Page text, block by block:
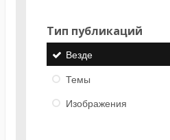
Тип публикаций
Везде
Темы
Изображения